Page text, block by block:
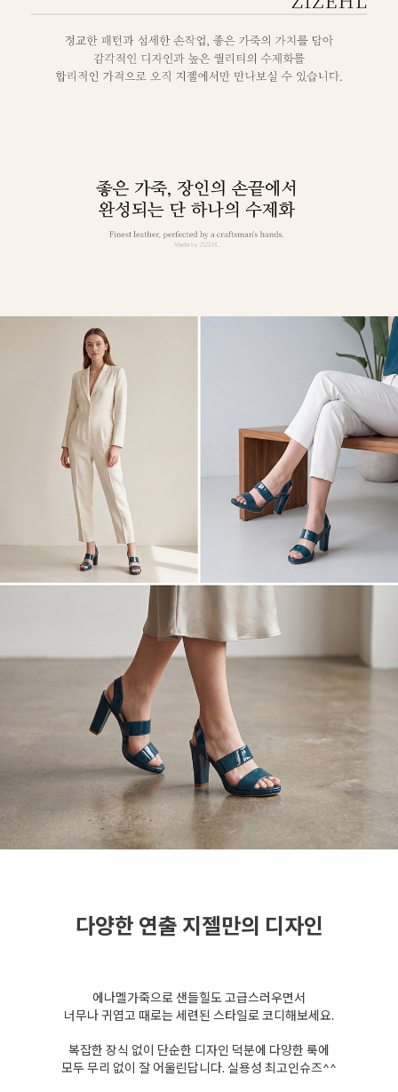
다양한 연출 지젤만의 디자인
에나멜가죽으로 샌들힐도 고급스러우면서
너무나 귀엽고 때로는 세련된 스타일로 코디해보세요.
복잡한 장식 없이 단순한 디자인 덕분에 다양한 룩에
모두 무리 없이 잘 어울린답니다. 실용성 최고인슈즈^^